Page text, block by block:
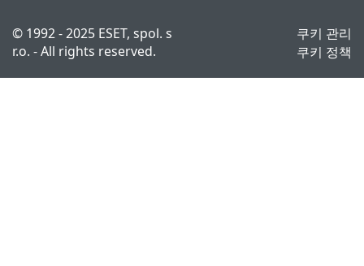
© 1992 - 2025 ESET, spol. s
r.o. - All rights reserved.
쿠키 관리
쿠키 정책